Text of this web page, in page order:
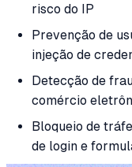
risco do IP
Prevenção de
injeção de
Detecção de
comércio
Bloqueio de
de login e